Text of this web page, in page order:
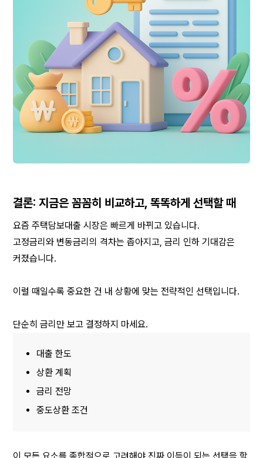
결론: 지금은 꼼꼼히 비교하고, 똑똑하게 선택할 때
요즘 주택담보대출 시장은 빠르게 바뀌고 있습니다.
고정금리와 변동금리의 격차는 좁아지고, 금리 인하 기대감은
커졌습니다.
이럴 때일수록 중요한 건 내 상황에 맞는 전략적인 선택입니다.
단순히 금리만 보고 결정하지 마세요.
대출 한도
상환 계획
금리 전망
중도상환 조건